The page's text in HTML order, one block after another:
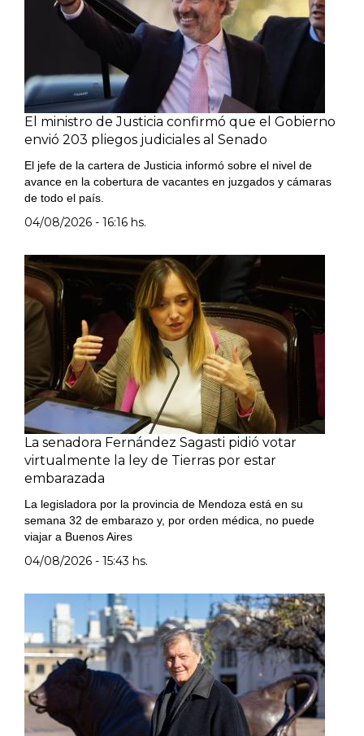
El ministro de Justicia confirmó que el Gobierno
envió 203 pliegos judiciales al Senado
El jefe de la cartera de Justicia informó sobre el nivel de
avance en la cobertura de vacantes en juzgados y cámaras
de todo el país.
04/08/2026 - 16:16 hs.
La senadora Fernández Sagasti pidió votar
virtualmente la ley de Tierras por estar
embarazada
La legisladora por la provincia de Mendoza está en su
semana 32 de embarazo y, por orden médica, no puede
viajar a Buenos Aires
04/08/2026 - 15:43 hs.